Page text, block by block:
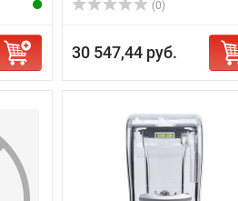
(0)
30 547,44 руб.